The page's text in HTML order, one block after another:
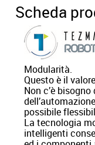
Scheda
Modularità.
Questo è il
Non c’è
possibile
La tecnologia
intelligenti